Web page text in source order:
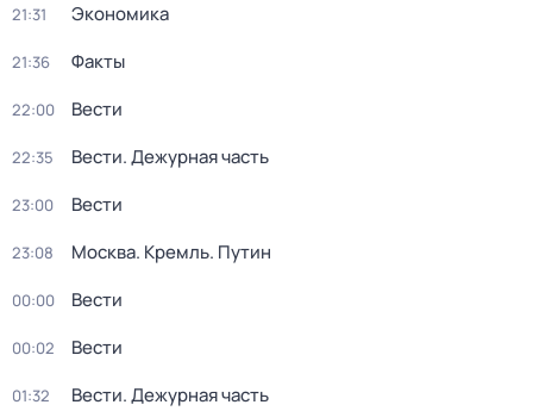
21:31 Экономика
21:36 Факты
22:00 Вести
22:35 Вести. Дежурная часть
23:00 Вести
23:08 Москва. Кремль. Путин
00:00 Вести
00:02 Вести
01:32 Вести. Дежурная часть